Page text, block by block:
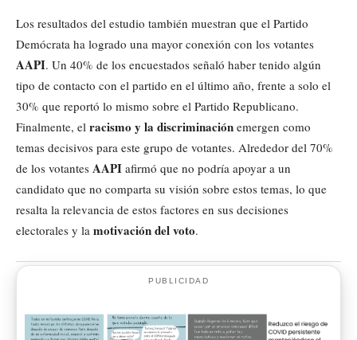
Los resultados del estudio también muestran que el Partido
Demócrata ha logrado una mayor conexión con los votantes
AAPI. Un 40% de los encuestados señaló haber tenido algún
tipo de contacto con el partido en el último año, frente a solo el
30% que reportó lo mismo sobre el Partido Republicano.
Finalmente, el racismo y la discriminación emergen como
temas decisivos para este grupo de votantes. Alrededor del 70%
de los votantes AAPI afirmó que no podría apoyar a un
candidato que no comparta su visión sobre estos temas, lo que
resalta la relevancia de estos factores en sus decisiones
electorales y la motivación del voto.
PUBLICIDAD